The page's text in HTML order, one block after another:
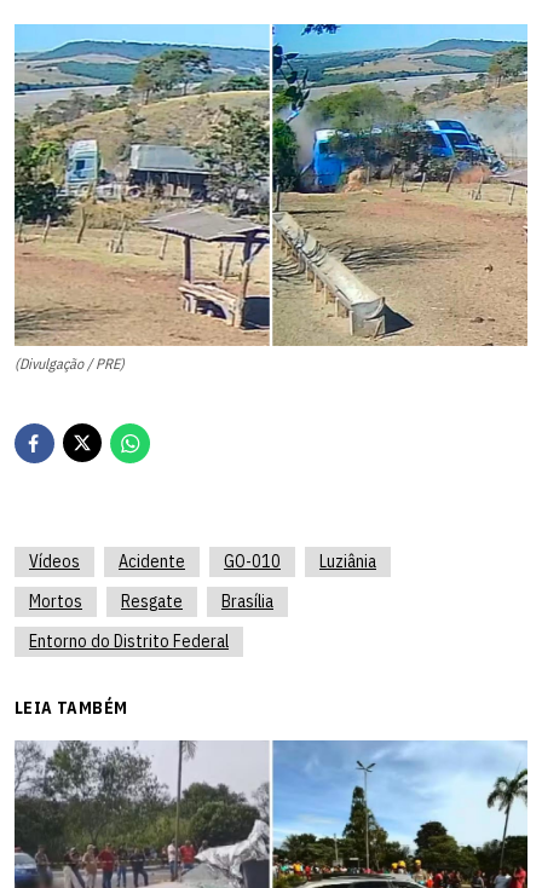
(Divulgação / PRE)
Vídeos Acidente GO-010
Luziânia
Mortos
Resgate
Brasília
Entorno do Distrito Federal
LEIA TAMBÉM